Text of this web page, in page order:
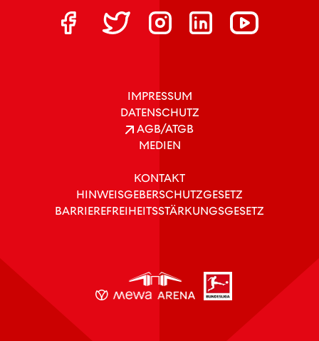
IMPRESSUM
DATENSCHUTZ
AGB/ATGB
MEDIEN
KONTAKT
HINWEISGEBERSCHUTZGESETZ
BARRIEREFREIHEITSSTÄRKUNGSGESETZ